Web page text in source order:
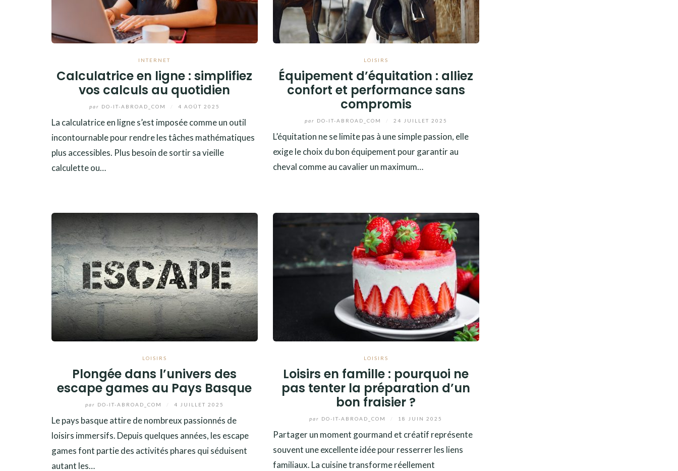
INTERNET
Calculatrice en ligne : simplifiez
vos calculs au quotidien
par DO-IT-ABROAD_COM 4 AOÛT 2025
La calculatrice en ligne s’est imposée comme un outil
incontournable pour rendre les tâches mathématiques
plus accessibles. Plus besoin de sortir sa vieille
calculette ou…
LOISIRS
Équipement d’équitation : alliez
confort et performance sans
compromis
par DO-IT-ABROAD_COM 24 JUILLET 2025
L’équitation ne se limite pas à une simple passion, elle
exige le choix du bon équipement pour garantir au
cheval comme au cavalier un maximum…
LOISIRS
Plongée dans l’univers des
escape games au Pays Basque
par DO-IT-ABROAD_COM 4 JUILLET 2025
Le pays basque attire de nombreux passionnés de
loisirs immersifs. Depuis quelques années, les escape
games font partie des activités phares qui séduisent
autant les…
LOISIRS
Loisirs en famille : pourquoi ne
pas tenter la préparation d’un
bon fraisier ?
par DO-IT-ABROAD_COM 18 JUIN 2025
Partager un moment gourmand et créatif représente
souvent une excellente idée pour resserrer les liens
familiaux. La cuisine transforme réellement